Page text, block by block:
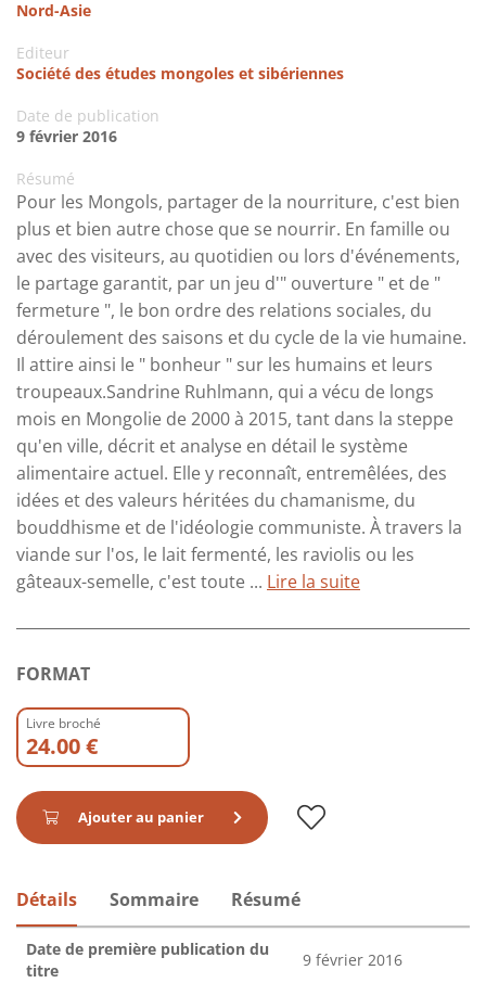
Nord-Asie
Editeur
Société des études mongoles et sibériennes
Date de publication
9 février 2016
Résumé
Pour les Mongols, partager de la nourriture, c'est bien
plus et bien autre chose que se nourrir. En famille ou
avec des visiteurs, au quotidien ou lors d'événements,
le partage garantit, par un jeu d'" ouverture " et de "
fermeture ", le bon ordre des relations sociales, du
déroulement des saisons et du cycle de la vie humaine.
Il attire ainsi le " bonheur " sur les humains et leurs
troupeaux.Sandrine Ruhlmann, qui a vécu de longs
mois en Mongolie de 2000 à 2015, tant dans la steppe
qu'en ville, décrit et analyse en détail le système
alimentaire actuel. Elle y reconnaît, entremêlées, des
idées et des valeurs héritées du chamanisme, du
bouddhisme et de l'idéologie communiste. À travers la
viande sur l'os, le lait fermenté, les raviolis ou les
gâteaux-semelle, c'est toute ... Lire la suite
FORMAT
Livre broché
24.00 €
Ajouter au panier
Détails Sommaire Résumé
Date de première publication du
titre
9 février 2016